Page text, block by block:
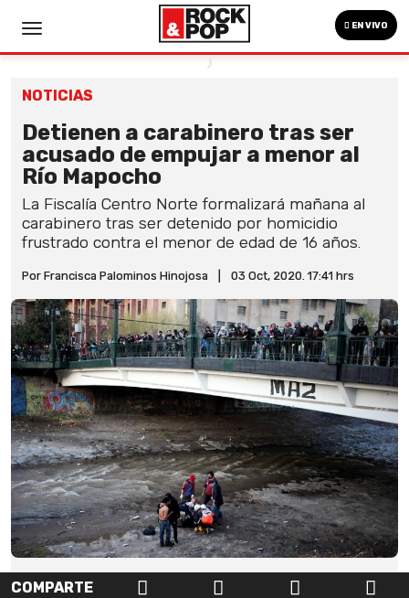
EN VIVO
NOTICIAS
Detienen a carabinero tras ser
acusado de empujar a menor al
Río Mapocho
La Fiscalía Centro Norte formalizará mañana al
carabinero tras ser detenido por homicidio
frustrado contra el menor de edad de 16 años.
Por Francisca Palominos Hinojosa 03 Oct, 2020. 17:41 hrs
COMPARTE